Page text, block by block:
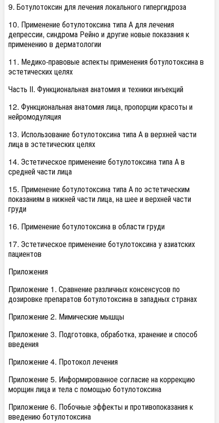
9. Ботулотоксин для лечения локального гипергидроза
10. Применение ботулотоксина типа А для лечения
депрессии, синдрома Рейно и другие новые показания к
применению в дерматологии
11. Медико-правовые аспекты применения ботулотоксина в
эстетических целях
Часть II. Функциональная анатомия и техники инъекций
12. Функциональная анатомия лица, пропорции красоты и
нейромодуляция
13. Использование ботулотоксина типа А в верхней части
лица в эстетических целях
14. Эстетическое применение ботулотоксина типа А в
средней части лица
15. Применение ботулотоксина типа А по эстетическим
показаниям в нижней части лица, на шее и верхней части
груди
16. Применение ботулотоксина в области груди
17. Эстетическое применение ботулотоксина у азиатских
пациентов
Приложения
Приложение 1. Сравнение различных консенсусов по
дозировке препаратов ботулотоксина в западных странах
Приложение 2. Мимические мышцы
Приложение 3. Подготовка, обработка, хранение и способ
введения
Приложение 4. Протокол лечения
Приложение 5. Информированное согласие на коррекцию
морщин лица и тела с помощью ботулотоксина
Приложение 6. Побочные эффекты и противопоказания к
введению ботулотоксина